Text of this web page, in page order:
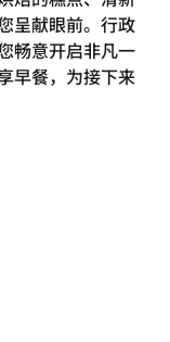
呈献眼前。行政
畅意开启非凡一
早餐，为接下来